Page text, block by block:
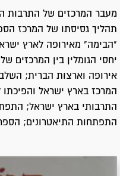
מעבר המרכזים של התרבות
תהליך גסיסתו של המרכז
"הבימה" מאירופה לארץ
יחסי הגומלין בין המרכזים
אירופה וארצות הברית;
המרכז בארץ ישראל
התרבותי בארץ ישראל;
התפתחות התיאטרונים;